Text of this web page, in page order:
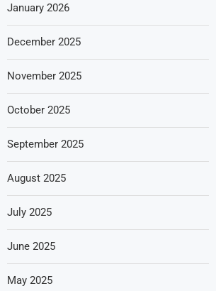
January 2026
December 2025
November 2025
October 2025
September 2025
August 2025
July 2025
June 2025
May 2025